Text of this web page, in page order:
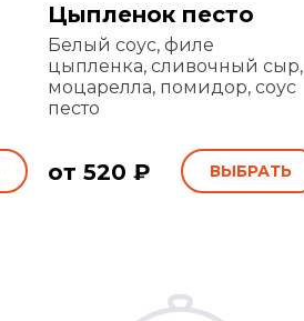
Цыпленок песто
Белый соус, филе
цыпленка, сливочный сыр,
моцарелла, помидор, соус
песто
от 520 ₽ ВЫБРАТЬ